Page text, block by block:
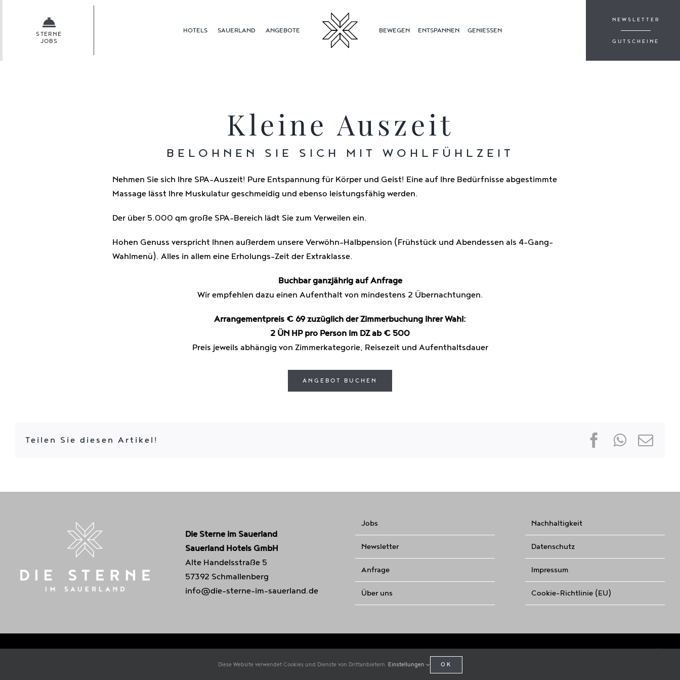
STERNE
JOBS
HOTELS SAUERLAND ANGEBOTE BEWEGEN ENTSPANNEN GENIESSEN
NEWSLETTER
GUTSCHEINE
Kleine Auszeit
BELOHNEN SIE SICH MIT WOHLFÜHLZEIT
Nehmen Sie sich Ihre SPA-Auszeit! Pure Entspannung für Körper und Geist! Eine auf Ihre Bedürfnisse abgestimmte
Massage lässt Ihre Muskulatur geschmeidig und ebenso leistungsfähig werden.
Der über 5.000 qm große SPA-Bereich lädt Sie zum Verweilen ein.
Hohen Genuss verspricht Ihnen außerdem unsere Verwöhn-Halbpension (Frühstück und Abendessen als 4-Gang-
Wahlmenü). Alles in allem eine Erholungs-Zeit der Extraklasse.
Buchbar ganzjährig auf Anfrage
Wir empfehlen dazu einen Aufenthalt von mindestens 2 Übernachtungen.
Arrangementpreis € 69 zuzüglich der Zimmerbuchung Ihrer Wahl:
2 ÜN HP pro Person im DZ ab € 500
Preis jeweils abhängig von Zimmerkategorie, Reisezeit und Aufenthaltsdauer
ANGEBOT BUCHEN
Teilen Sie diesen Artikel! Facebook
Die Sterne im Sauerland
Sauerland Hotels GmbH
Alte Handelsstraße 5
57392 Schmallenberg
info@die-sterne-im-sauerland.de
Jobs
Newsletter
Anfrage
Über uns
Nachhaltigkeit
Datenschutz
Impressum
Cookie-Richtlinie (EU)
Diese Website verwendet Cookies und Dienste von Drittanbietern. Einstellungen
OK